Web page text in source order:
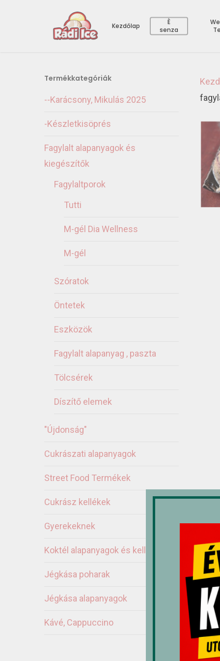
Kezdőlap
È
senza
Termékkategóriák
--Karácsony, Mikulás 2025
-Készletkisöprés
Fagylalt alapanyagok és
kiegészítők
Fagylaltporok
Tutti
M-gél Dia Wellness
M-gél
Szóratok
Öntetek
Eszközök
Fagylalt alapanyag , paszta
Tölcsérek
Díszítő elemek
"Újdonság"
Cukrászati alapanyagok
Street Food Termékek
Cukrász kellékek
Gyerekeknek
Koktél alapanyagok és kellékek
Jégkása poharak
Jégkása alapanyagok
Kávé, Cappuccino